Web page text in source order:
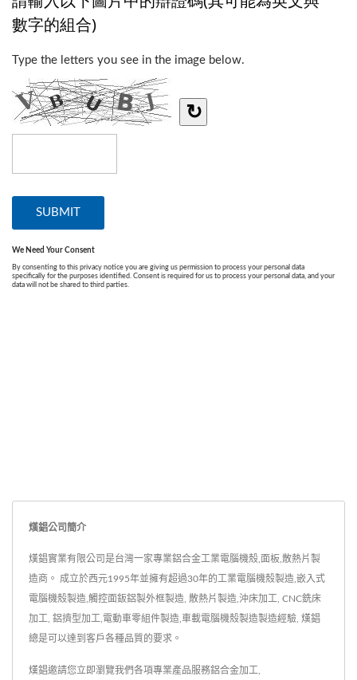
熯錩公司簡介
熯錩實業有限公司是台灣一家專業鋁合金工業電腦機殼,面板,散熱片製
造商。 成立於西元1995年並擁有超過30年的工業電腦機殼製造,嵌入式
電腦機殼製造,觸控面鈑鋁製外框製造, 散熱片製造,沖床加工, CNC銑床
加工, 鋁擠型加工,電動車零組件製造,車載電腦機殼製造製造經驗, 熯錩
總是可以達到客戶各種品質的要求。
熯錩邀請您立即瀏覽我們各項專業產品服務鋁合金加工